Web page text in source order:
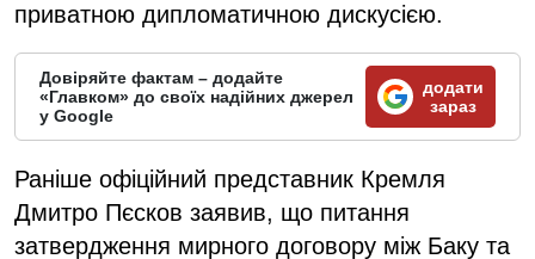
приватною дипломатичною дискусією.
Довіряйте фактам – додайте
«Главком» до своїх надійних джерел
у Google
додати
зараз
Раніше офіційний представник Кремля
Дмитро Пєсков заявив, що питання
затвердження мирного договору між Баку та